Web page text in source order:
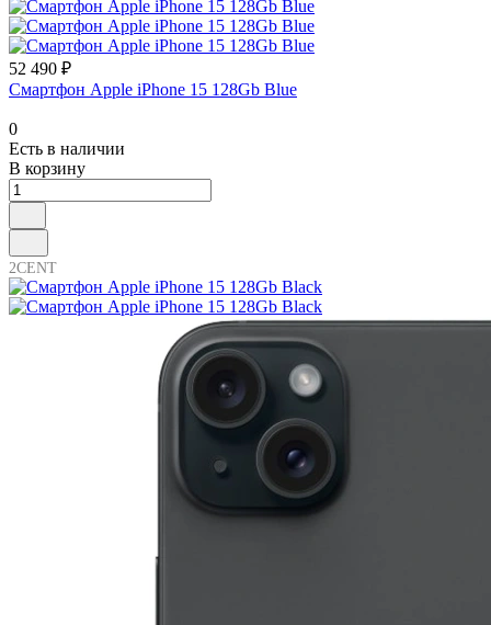
52 490 ₽
Смартфон Apple iPhone 15 128Gb Blue
0
Есть в наличии
В корзину
2CENT